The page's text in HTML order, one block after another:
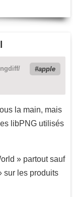
apple
la main, mais
libPNG utilisés
» partout sauf
sur les produits